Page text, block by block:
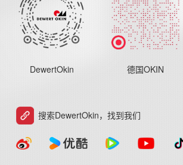
DewertOkin 德国OKIN
搜索DewertOkin，找到我们